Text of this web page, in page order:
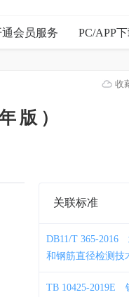
通会员服务 PC/APP
收
版）
关联标准
DB11/T 365-2016
和钢筋直径检测技
TB 10425-2019E